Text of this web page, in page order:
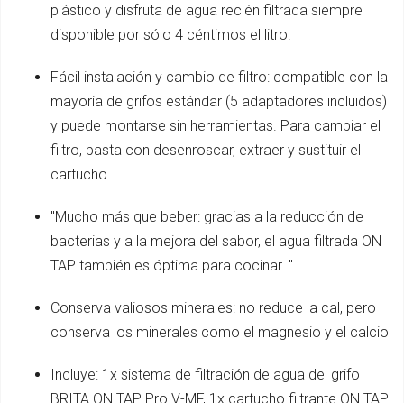
plástico y disfruta de agua recién filtrada siempre
disponible por sólo 4 céntimos el litro.
Fácil instalación y cambio de filtro: compatible con la
mayoría de grifos estándar (5 adaptadores incluidos)
y puede montarse sin herramientas. Para cambiar el
filtro, basta con desenroscar, extraer y sustituir el
cartucho.
"Mucho más que beber: gracias a la reducción de
bacterias y a la mejora del sabor, el agua filtrada ON
TAP también es óptima para cocinar. "
Conserva valiosos minerales: no reduce la cal, pero
conserva los minerales como el magnesio y el calcio
Incluye: 1x sistema de filtración de agua del grifo
BRITA ON TAP Pro V-MF, 1x cartucho filtrante ON TAP